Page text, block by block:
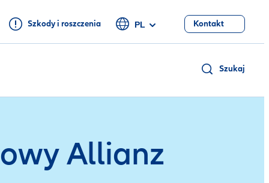
Szkody i roszczenia PL Kontakt
Szukaj
Allianz